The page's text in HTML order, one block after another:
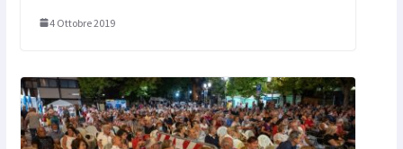
4 Ottobre 2019